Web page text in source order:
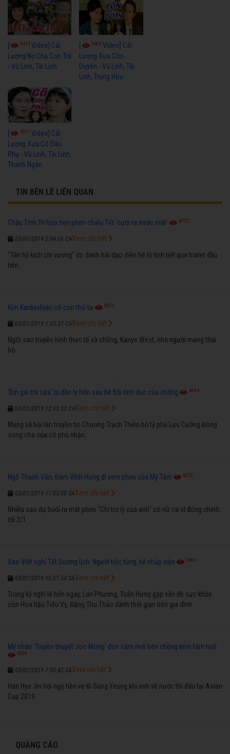
4434Video] Cải
Lương Nợ Cha Con Trả
- Vũ Linh, Tài Linh
3602Video] Cải
Lương Xưa Còn
Duyên - Vũ Linh, Tài
Linh, Trọng Hữu
[ 4017 Video] Cải
Lương Xưa Cô Dâu
Phụ - Vũ Linh, Tài Linh,
Thanh Ngân
TIN BÊN LỀ LIÊN QUAN
Châu Tinh Trì hứa hẹn phim chiếu Tết 'cười ra nước mắt' 6772
03/01/2019 2:04:06 CH
"Tân hỷ kịch chi vương" do danh hài đạo diễn hé lộ tình tiết qua trailer đầu
tiên.
Xem chi tiết
Kim Kardashian có con thứ tư 6272
03/01/2019 1:03:37 CH
Ngôi sao truyền hình thực tế và chồng, Kanye West, nhờ người mang thai
hộ.
Xem chi tiết
'Em gái trà sữa' bị đồn ly hôn sau bê bối tình dục của chồng 6594
03/01/2019 12:03:33 CH
Mạng xã hội lan truyền tin Chương Trạch Thiên bỏ tỷ phú Lưu Cường Đông
song cha của cô phủ nhận.
Xem chi tiết
Ngô Thanh Vân, Đàm Vĩnh Hưng đi xem phim của Mỹ Tâm 6272
03/01/2019 11:03:00 SA
Nhiều sao dự buổi ra mắt phim "Chị trợ lý của anh" có nữ ca sĩ đóng chính,
tối 2/1.
Xem chi tiết
Sao Việt nghỉ Tết Dương lịch: Người tiệc tùng, kẻ nhập viện 7683
03/01/2019 10:01:54 SA
Trong kỳ nghỉ lễ bốn ngày, Lan Phương, Tuấn Hưng gặp vấn đề sức khỏe
còn Hoa hậu Tiểu Vy, Đặng Thu Thảo dành thời gian bên gia đình.
Xem chi tiết
Mỹ nhân 'Truyền thuyết Joo Mong' đón năm mới bên chồng kém tám tuổi
4509
03/01/2019 7:00:42 SA
Han Hye Jin hội ngộ tiền vệ Ki Sung Yeung khi anh về nước thi đấu tại Asian
Cup 2019.
Xem chi tiết
QUẢNG CÁO